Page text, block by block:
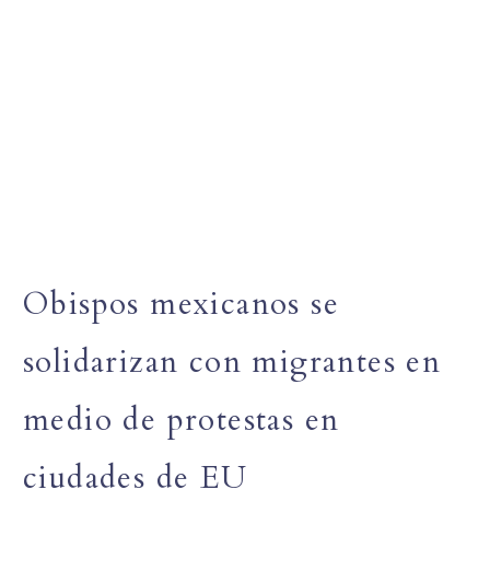
Obispos mexicanos se
solidarizan con migrantes en
medio de protestas en
ciudades de EU